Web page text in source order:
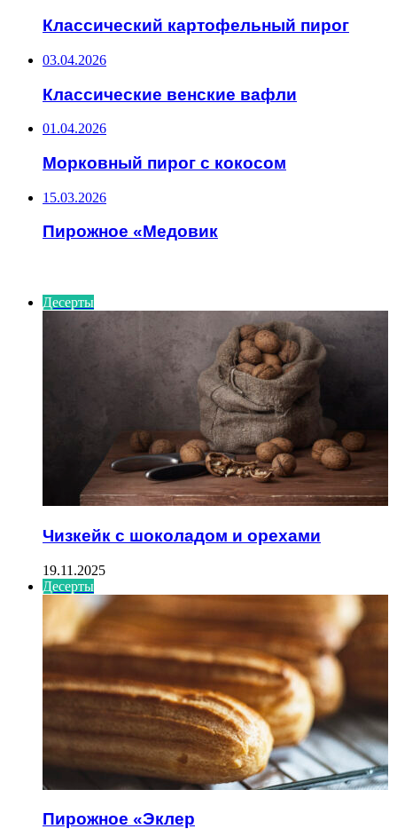
Классический картофельный пирог
03.04.2026
Классические венские вафли
01.04.2026
Морковный пирог с кокосом
15.03.2026
Пирожное «Медовик
Десерты
Чизкейк с шоколадом и орехами
19.11.2025
Десерты
Пирожное «Эклер